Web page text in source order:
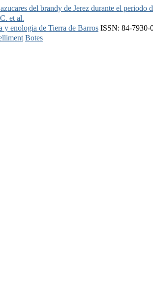
del brandy de Jerez durante el periodo
et al.
enologia de Tierra de Barros ISSN: 84-
Botes